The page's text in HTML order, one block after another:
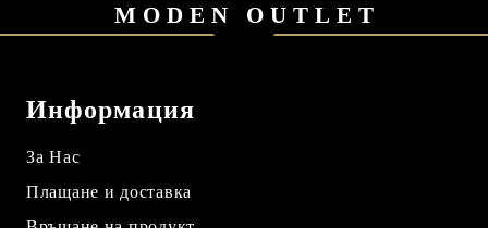
MODEN OUTLET
Информация
За Нас
Плащане и доставка